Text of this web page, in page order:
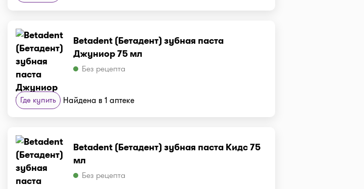
Betadent (Бетадент) зубная паста
Джуниор 75 мл
Без рецепта
Где купить Найдена в 1 аптеке
Betadent (Бетадент) зубная паста Кидс 75
мл
Без рецепта